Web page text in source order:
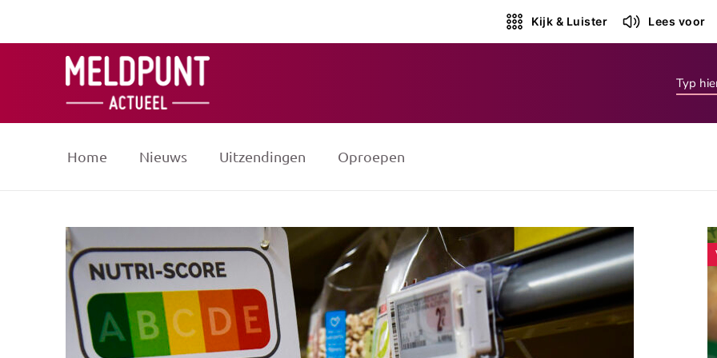
Kijk & Luister Lees voor
Home Nieuws Uitzendingen Oproepen